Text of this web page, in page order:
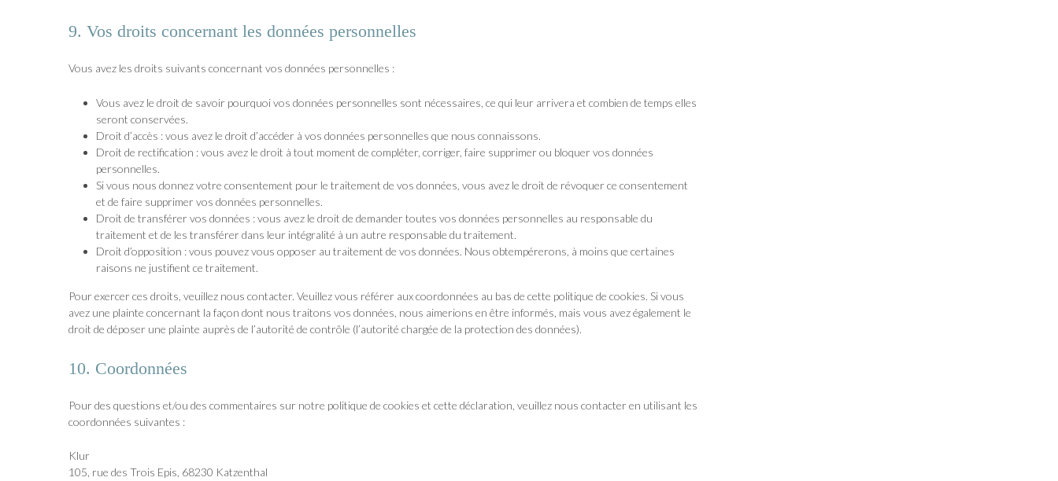
9. Vos droits concernant les données personnelles
Vous avez les droits suivants concernant vos données personnelles :
Vous avez le droit de savoir pourquoi vos données personnelles sont nécessaires, ce qui leur arrivera et combien de temps elles
seront conservées.
Droit d’accès : vous avez le droit d’accéder à vos données personnelles que nous connaissons.
Droit de rectification : vous avez le droit à tout moment de compléter, corriger, faire supprimer ou bloquer vos données
personnelles.
Si vous nous donnez votre consentement pour le traitement de vos données, vous avez le droit de révoquer ce consentement
et de faire supprimer vos données personnelles.
Droit de transférer vos données : vous avez le droit de demander toutes vos données personnelles au responsable du
traitement et de les transférer dans leur intégralité à un autre responsable du traitement.
Droit d’opposition : vous pouvez vous opposer au traitement de vos données. Nous obtempérerons, à moins que certaines
raisons ne justifient ce traitement.
Pour exercer ces droits, veuillez nous contacter. Veuillez vous référer aux coordonnées au bas de cette politique de cookies. Si vous
avez une plainte concernant la façon dont nous traitons vos données, nous aimerions en être informés, mais vous avez également le
droit de déposer une plainte auprès de l’autorité de contrôle (l’autorité chargée de la protection des données).
10. Coordonnées
Pour des questions et/ou des commentaires sur notre politique de cookies et cette déclaration, veuillez nous contacter en utilisant les
coordonnées suivantes :
Klur
105, rue des Trois Epis, 68230 Katzenthal